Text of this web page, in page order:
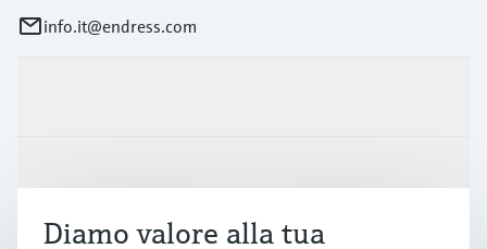
info.it@endress.com
Diamo valore alla tua